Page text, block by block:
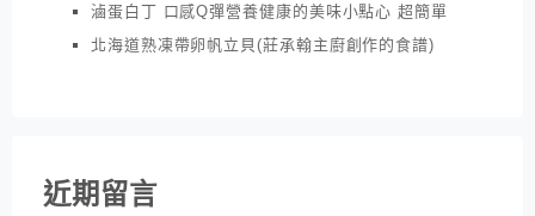
滷蛋白丁 口感Q彈營養健康的美味小點心 超簡單
北海道熟凍帶卵帆立貝(莊承翰主廚創作的食譜)
近期留言